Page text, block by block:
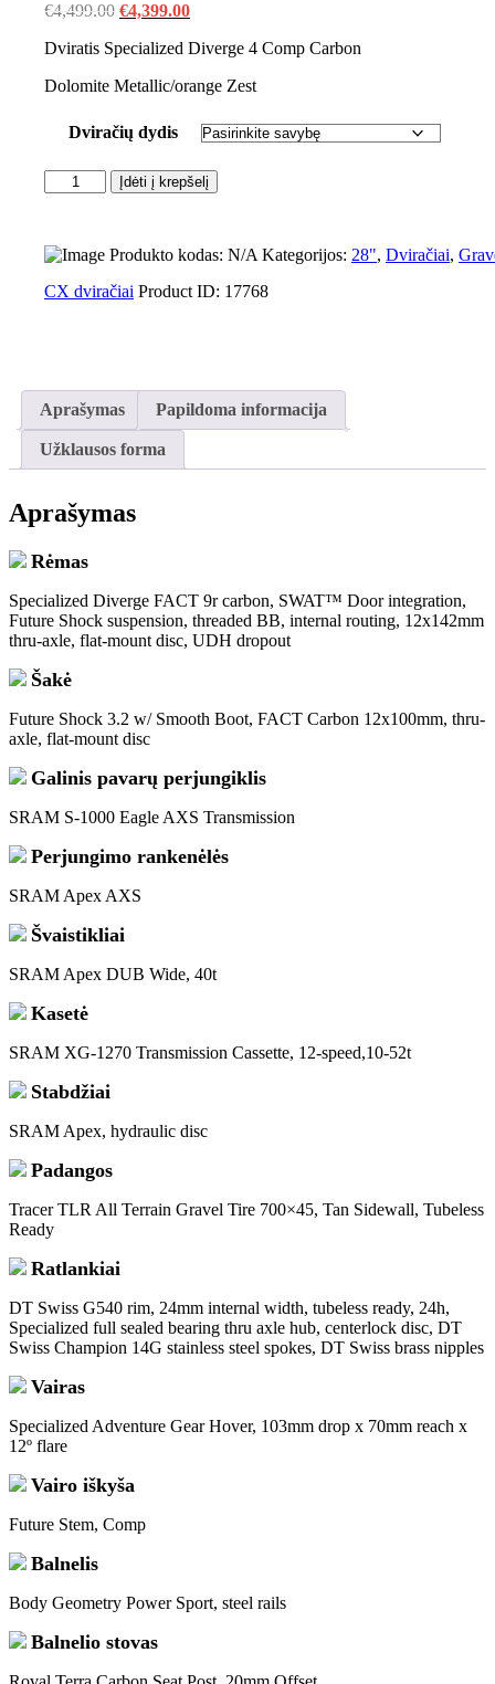
€4,499.00 €4,399.00
Dviratis Specialized Diverge 4 Comp Carbon
Dolomite Metallic/orange Zest
Dviračių dydis
Įdėti į krepšelį
Produkto kodas: N/A Kategorijos: 28", Dviračiai,
CX dviračiai Product ID: 17768
Aprašymas Papildoma informacija
Užklausos forma
Aprašymas
Rėmas
Specialized Diverge FACT 9r carbon, SWAT™ Door integration,
Future Shock suspension, threaded BB, internal routing, 12x142mm
thru-axle, flat-mount disc, UDH dropout
Šakė
Future Shock 3.2 w/ Smooth Boot, FACT Carbon 12x100mm, thru-
axle, flat-mount disc
Galinis pavarų perjungiklis
SRAM S-1000 Eagle AXS Transmission
Perjungimo rankenėlės
SRAM Apex AXS
Švaistikliai
SRAM Apex DUB Wide, 40t
Kasetė
SRAM XG-1270 Transmission Cassette, 12-speed,10-52t
Stabdžiai
SRAM Apex, hydraulic disc
Padangos
Tracer TLR All Terrain Gravel Tire 700×45, Tan Sidewall, Tubeless
Ready
Ratlankiai
DT Swiss G540 rim, 24mm internal width, tubeless ready, 24h,
Specialized full sealed bearing thru axle hub, centerlock disc, DT
Swiss Champion 14G stainless steel spokes, DT Swiss brass nipples
Vairas
Specialized Adventure Gear Hover, 103mm drop x 70mm reach x
12º flare
Vairo iškyša
Future Stem, Comp
Balnelis
Body Geometry Power Sport, steel rails
Balnelio stovas